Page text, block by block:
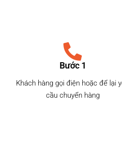
Bước 1
Khách hàng gọi điện hoặc để lại
cầu chuyển hàng